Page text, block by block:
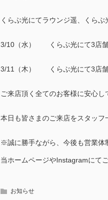
くらぶ光にてラウンジ遥、くらぶ
3/10（水） くらぶ光にて3店舗
3/11（木） くらぶ光にて3店舗
ご来店頂く全てのお客様に安心
本日も皆さまのご来店をスタッフ
※誠に勝手ながら、今後も営業体
当ホームページやInstagramにて
お知らせ